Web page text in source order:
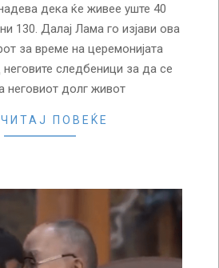
дека ќе живее уште 40
130. Далај Лама го изјави ова
за време на церемонијата
следбеници за да се
неговиот долг живот
ПОВЕЌЕ